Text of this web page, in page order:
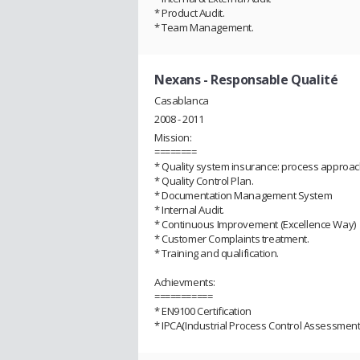
* Product Audit.
* Team Management.
Nexans- Responsable Qualité
Casablanca
2008 - 2011
Mission:
========
* Quality system insurance: process
* Quality Control Plan.
* Documentation Management System
* Internal Audit.
* Continuous Improvement (Excellence Way)
* Customer Complaints treatment.
* Training and qualification.
Achievments:
===========
* EN9100 Certification
* IPCA(Industrial Process Control